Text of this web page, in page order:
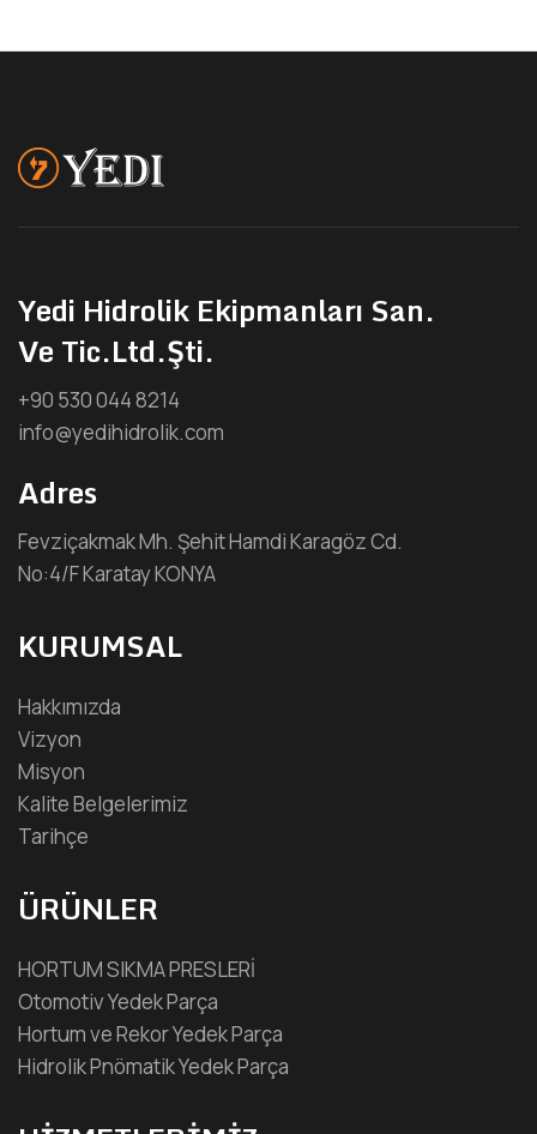
Yedi Hidrolik Ekipmanları San.
Ve Tic.Ltd.Şti.
+90 530 044 8214
info@yedihidrolik.com
Adres
Fevziçakmak Mh. Şehit Hamdi Karagöz Cd.
No:4/F Karatay KONYA
KURUMSAL
Hakkımızda
Vizyon
Misyon
Kalite Belgelerimiz
Tarihçe
ÜRÜNLER
HORTUM SIKMA PRESLERİ
Otomotiv Yedek Parça
Hortum ve Rekor Yedek Parça
Hidrolik Pnömatik Yedek Parça